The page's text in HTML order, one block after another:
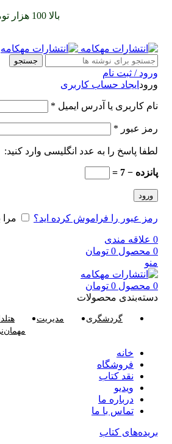
بالا 100 هزار تومان
جستجو
ورود / ثبت نام
ورود ایجاد حساب کاربری
نام کاربری یا آدرس ایمیل *
رمز عبور *
لطفا پاسخ را به عدد انگلیسی وارد کنید:
پانزده − 7 =
ورود
رمز عبور را فراموش کرده اید؟ مرا
0 علاقه مندی
0 محصول 0 تومان
منو
0 محصول 0 تومان
دسته‌بندی محصولات
گردشگری مدیریت
خانه
فروشگاه
نقد کتاب
ویدیو
درباره‌ ما
تماس با ما
بریده‌های کتاب